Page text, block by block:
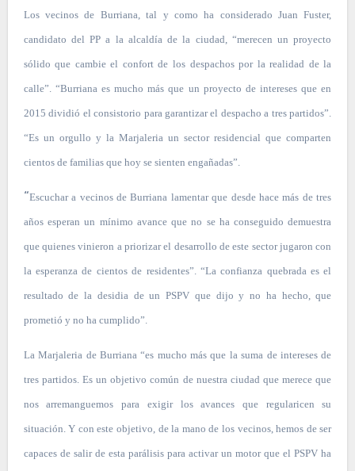
Los vecinos de Burriana, tal y como ha considerado Juan Fuster,
candidato del PP a la alcaldía de la ciudad, “merecen un proyecto
sólido que cambie el confort de los despachos por la realidad de la
calle”. “Burriana es mucho más que un proyecto de intereses que en
2015 dividió el consistorio para garantizar el despacho a tres partidos”.
“Es un orgullo y la Marjaleria un sector residencial que comparten
cientos de familias que hoy se sienten engañadas”.
“Escuchar a vecinos de Burriana lamentar que desde hace más de tres
años esperan un mínimo avance que no se ha conseguido demuestra
que quienes vinieron a priorizar el desarrollo de este sector jugaron con
la esperanza de cientos de residentes”. “La confianza quebrada es el
resultado de la desidia de un PSPV que dijo y no ha hecho, que
prometió y no ha cumplido”.
La Marjaleria de Burriana “es mucho más que la suma de intereses de
tres partidos. Es un objetivo común de nuestra ciudad que merece que
nos arremanguemos para exigir los avances que regularicen su
situación. Y con este objetivo, de la mano de los vecinos, hemos de ser
capaces de salir de esta parálisis para activar un motor que el PSPV ha